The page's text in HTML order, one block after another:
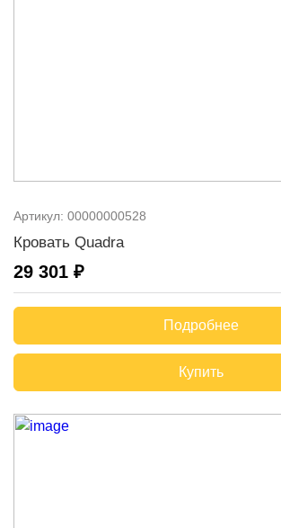
Артикул: 00000000528
Кровать Quadra
29 301 ₽
Подробнее
Купить